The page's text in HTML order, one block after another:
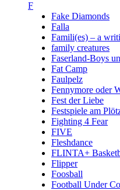
F
Fake Diamonds
Falla
Famili(es) – a
family creatures
Faserland-Boys
Fat Camp
Faulpelz
Fennymore oder
Fest der Liebe
Festspiele am
Fighting 4 Fear
FIVE
Fleshdance
FLINTA+
Flipper
Foosball
Football Under